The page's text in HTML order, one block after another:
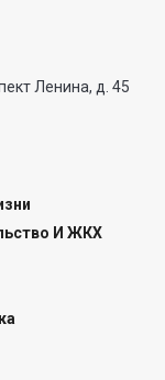
Ленина, д. 45
И ЖКХ